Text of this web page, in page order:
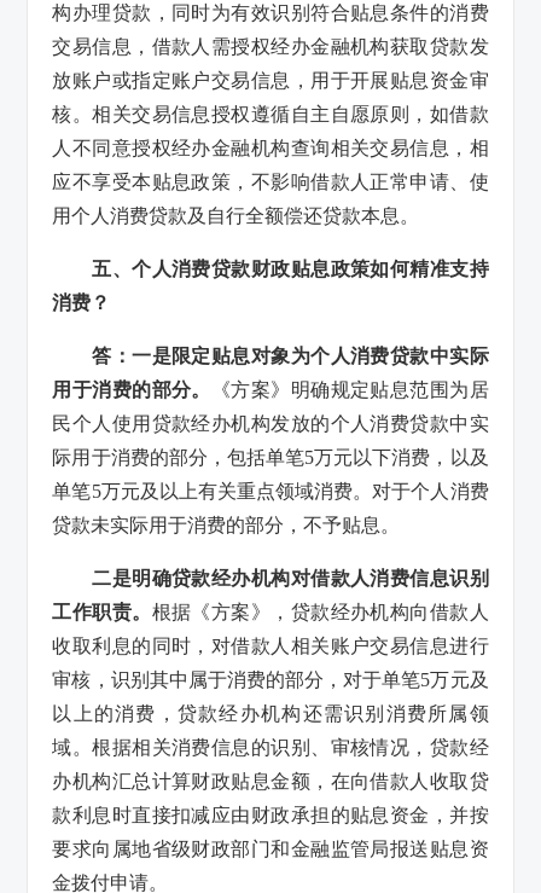
构办理贷款，同时为有效识别符合贴息条件的消费
交易信息，借款人需授权经办金融机构获取贷款发
放账户或指定账户交易信息，用于开展贴息资金审
核。相关交易信息授权遵循自主自愿原则，如借款
人不同意授权经办金融机构查询相关交易信息，相
应不享受本贴息政策，不影响借款人正常申请、使
用个人消费贷款及自行全额偿还贷款本息。
五、个人消费贷款财政贴息政策如何精准支持
消费？
答：一是限定贴息对象为个人消费贷款中实际
用于消费的部分。
《方案》明确规定贴息范围为居
民个人使用贷款经办机构发放的个人消费贷款中实
际用于消费的部分，包括单笔5万元以下消费，以及
单笔5万元及以上有关重点领域消费。对于个人消费
贷款未实际用于消费的部分，不予贴息。
二是明确贷款经办机构对借款人消费信息识别
工作职责。 根据《方案》，贷款经办机构向借款人
收取利息的同时，对借款人相关账户交易信息进行
审核，识别其中属于消费的部分，对于单笔5万元及
以上的消费，贷款经办机构还需识别消费所属领
域。根据相关消费信息的识别、审核情况，贷款经
办机构汇总计算财政贴息金额，在向借款人收取贷
款利息时直接扣减应由财政承担的贴息资金，并按
要求向属地省级财政部门和金融监管局报送贴息资
金拨付申请。